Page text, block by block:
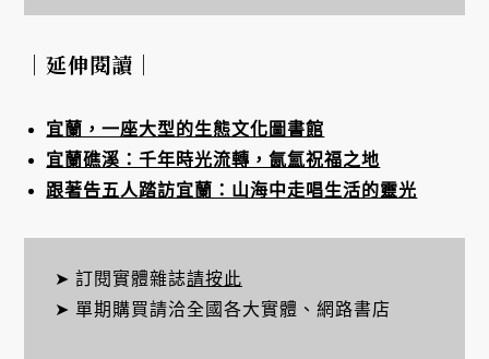
｜延伸閱讀｜
宜蘭，一座大型的生態文化圖書館
宜蘭礁溪：千年時光流轉，氤氳祝福之地
跟著告五人踏訪宜蘭：山海中走唱生活的靈光
➤ 訂閱實體雜誌請按此
➤ 單期購買請洽全國各大實體、網路書店